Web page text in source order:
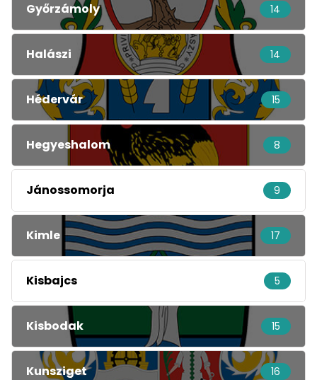
Győrzámoly 14
Halászi 14
Hédervár 15
Hegyeshalom 8
Jánossomorja 9
Kimle 17
Kisbajcs 5
Kisbodak 15
Kunsziget 16